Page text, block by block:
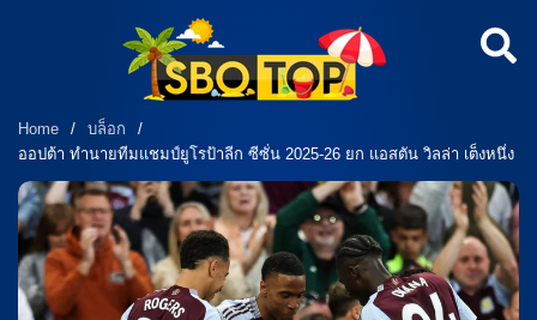
Home / บล็อก
/
ออปต้า ทำนายทีมแชมป์ยูโรป้าลีก ซีซั่น 2025-26 ยก แอสตัน วิลล่า เต็งหนึ่ง